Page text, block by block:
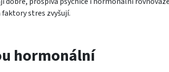
faktory stres zvyšují.
hormonální